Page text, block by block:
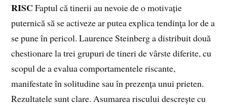
RISC Faptul că tinerii au nevoie de o motivație
puternică să se activeze ar putea explica tendinţa lor de a
se pune în pericol. Laurence Steinberg a distribuit două
chestionare la trei grupuri de tineri de vârste diferite, cu
scopul de a evalua comportamentele riscante,
manifestate în solitudine sau în prezența unui prieten.
Rezultatele sunt clare. Asumarea riscului descrește cu